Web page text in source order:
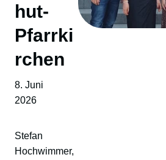
hut-
Pfarrki
rchen
8. Juni
2026
Stefan
Hochwimmer,